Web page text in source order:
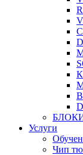
Услуги
Чип